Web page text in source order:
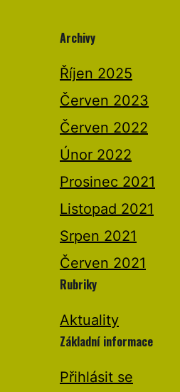
Archivy
Říjen 2025
Červen 2023
Červen 2022
Únor 2022
Prosinec 2021
Listopad 2021
Srpen 2021
Červen 2021
Rubriky
Aktuality
Základní informace
Přihlásit se